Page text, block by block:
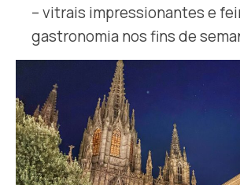
– vitrais impressionantes e
gastronomia nos fins de